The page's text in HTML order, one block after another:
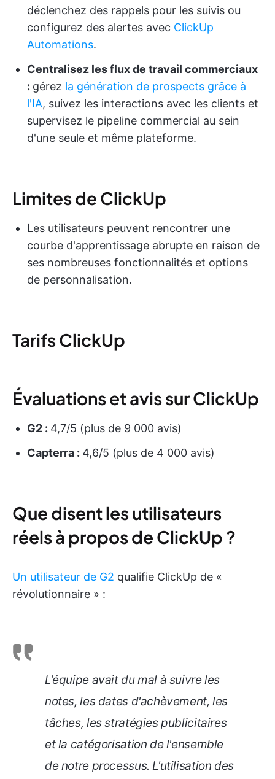
déclenchez des rappels pour les suivis ou
configurez des alertes avec ClickUp
Automations.
Centralisez les flux de travail commerciaux
: gérez la génération de prospects grâce à
l'IA, suivez les interactions avec les clients et
supervisez le pipeline commercial au sein
d'une seule et même plateforme.
Limites de ClickUp
Les utilisateurs peuvent rencontrer une
courbe d'apprentissage abrupte en raison de
ses nombreuses fonctionnalités et options
de personnalisation.
Tarifs ClickUp
Évaluations et avis sur ClickUp
G2 : 4,7/5 (plus de 9 000 avis)
Capterra : 4,6/5 (plus de 4 000 avis)
Que disent les utilisateurs
réels à propos de ClickUp ?
Un utilisateur de G2 qualifie ClickUp de «
révolutionnaire » :
L'équipe avait du mal à suivre les
notes, les dates d'achèvement, les
tâches, les stratégies publicitaires
et la catégorisation de l'ensemble
de notre processus. L'utilisation des